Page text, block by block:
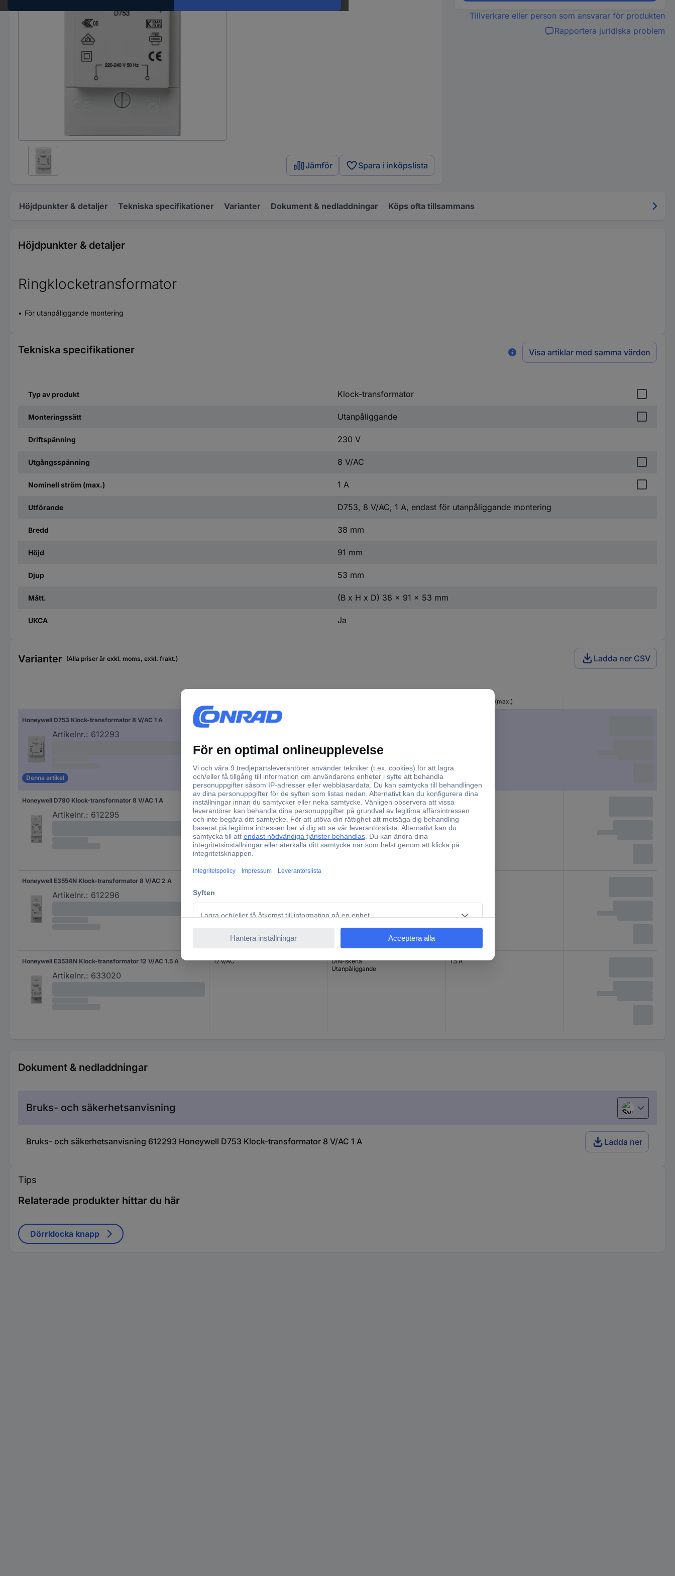
Jämför Spara i inköpslista
Tillverkare eller person som ansvarar för produkten
Rapportera juridiska problem
Höjdpunkter & detaljer Tekniska specifikationer Varianter Dokument & nedladdningar Köps ofta tillsammans
Höjdpunkter & detaljer
Ringklocketransformator
För utanpåliggande montering
Tekniska specifikationer Visa artiklar med samma värden
Typ av produkt Klock-transformator
Monteringssätt Utanpåliggande
Driftspänning 230 V
Utgångsspänning 8 V/AC
Nominell ström (max.) 1 A
Utförande D753, 8 V/AC, 1 A, endast för utanpåliggande montering
Bredd 38 mm
Höjd 91 mm
Djup 53 mm
Mått. (B x H x D) 38 x 91 x 53 mm
UKCA Ja
Varianter (Alla priser är exkl. moms, exkl. frakt.) Ladda ner CSV
Nominell ström (max.)
Honeywell D753 Klock-transformator 8 V/AC 1 A
Artikelnr.: 612293
Denna artikel
8 V/AC
Honeywell D780 Klock-transformator 8 V/AC 1 A
Artikelnr.: 612295
8 V/AC DIN-skena 1 A
Honeywell E3554N Klock-transformator 8 V/AC 2 A
Artikelnr.: 612296
Honeywell E3538N Klock-transformator 12 V/AC 1.5 A
Artikelnr.: 633020
12 V/AC
DIN-skena
Utanpåliggande
1.5 A
Dokument & nedladdningar
Bruks- och säkerhetsanvisning Svenska
Bruks- och säkerhetsanvisning 612293 Honeywell D753 Klock-transformator 8 V/AC 1 A Ladda ner
Tips
Relaterade produkter hittar du här
Dörrklocka knapp